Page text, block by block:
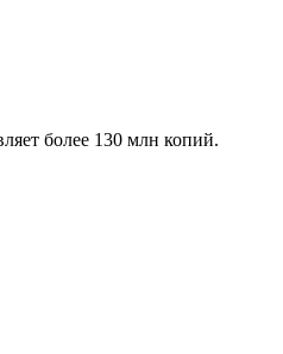
более 130 млн копий.